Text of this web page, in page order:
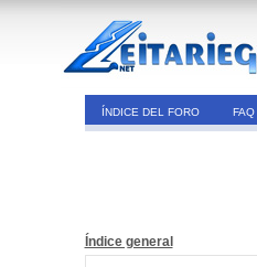
ÍNDICE DEL FORO FAQ
Índice general